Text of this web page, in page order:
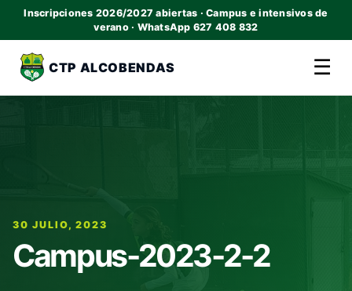
Inscripciones 2026/2027 abiertas · Campus e intensivos de
verano · WhatsApp 627 408 832
CTP ALCOBENDAS ☰
30 JULIO, 2023
Campus-2023-2-2